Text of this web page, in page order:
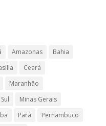
Amazonas
Bahia
Ceará
Maranhão
Minas Gerais
Pará
Pernambuco